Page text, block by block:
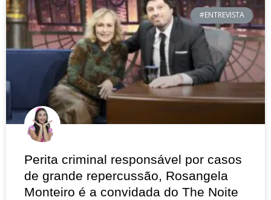
#ENTREVISTA
Perita criminal responsável por casos
de grande repercussão, Rosangela
Monteiro é a convidada do The Noite